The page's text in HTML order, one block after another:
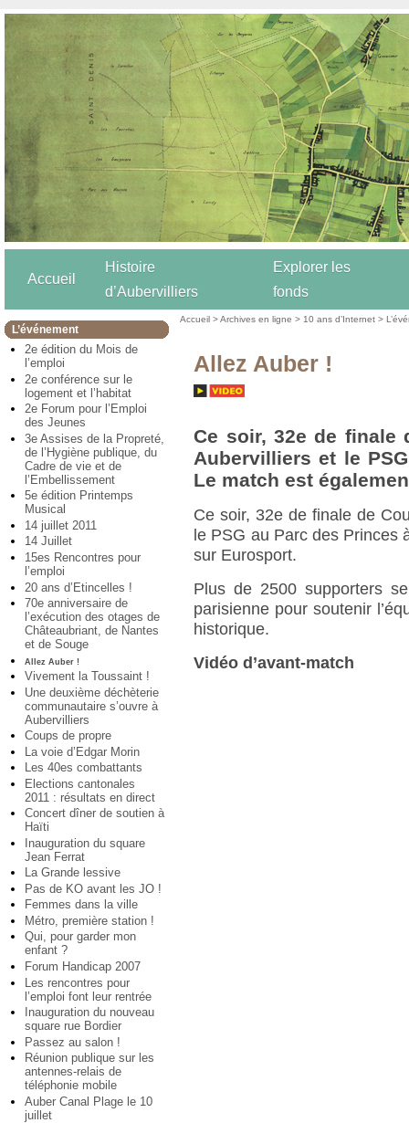
Accueil
Histoire
d’Aubervilliers
Explorer les
fonds
L’événement
2e édition du Mois de
l’emploi
2e conférence sur le
logement et l’habitat
2e Forum pour l’Emploi
des Jeunes
3e Assises de la Propreté,
de l’Hygiène publique, du
Cadre de vie et de
l’Embellissement
5e édition Printemps
Musical
14 juillet 2011
14 Juillet
15es Rencontres pour
l’emploi
20 ans d’Etincelles !
70e anniversaire de
l’exécution des otages de
Châteaubriant, de Nantes
et de Souge
Allez Auber !
Vivement la Toussaint !
Une deuxième déchèterie
communautaire s’ouvre à
Aubervilliers
Coups de propre
La voie d’Edgar Morin
Les 40es combattants
Elections cantonales
2011 : résultats en direct
Concert dîner de soutien à
Haïti
Inauguration du square
Jean Ferrat
La Grande lessive
Pas de KO avant les JO !
Femmes dans la ville
Métro, première station !
Qui, pour garder mon
enfant ?
Forum Handicap 2007
Les rencontres pour
l’emploi font leur rentrée
Inauguration du nouveau
square rue Bordier
Passez au salon !
Réunion publique sur les
antennes-relais de
téléphonie mobile
Auber Canal Plage le 10
juillet
Accueil >Archives en ligne > 10 ans d’Internet >
Allez Auber !
Ce soir, 32e de finale
Aubervilliers et le
Le match est
Ce soir, 32e de finale de
le PSG au Parc des Princes
sur Eurosport.
Plus de 2500 supporters
parisienne pour soutenir
historique.
Vidéo d’avant-match